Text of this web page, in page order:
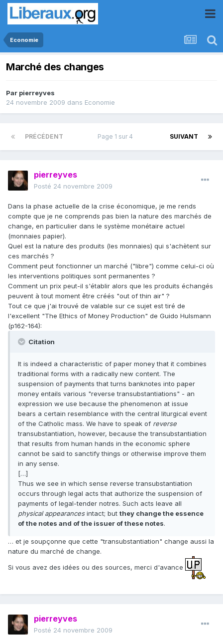
Economie
Marché des changes
Par pierreyves
24 novembre 2009 dans Economie
PRÉCÉDENT SUIVANT
Page 1 sur 4
pierreyves
Posté 24 novembre 2009
Dans la phase actuelle de la crise économique, je me rends
compte que je ne comprends pas bien la nature des marchés de
change, en particulier dans le système monétaire actuel
(monnaies papier).
Quel est la nature des produits (les monnaies) qui s'achètent sur
ces marchés ?
Comment peut fonctionner un marché ("libre") comme celui-ci où
les interventions politiques sont permanentes ?
Comment un prix peut-il s'établir alors que les produits échangés
peuvent à tout moment être créés "out of thin air" ?
Tout ce que j'ai trouvé de valable sur ce sujet est tiré de
l'excellent "The Ethics of Money Production" de Guido Hulsmann
(p162-164):
Citation
It is indeed a characteristic of paper money that it combines
traditional forms with a radically new content. The
suspension of payments that turns banknotes into paper
money entails various "reverse transubstantiations" - an
expression we use because the phenomenon at issue
bears a certain resemblance with the central liturgical event
of the Catholic mass. We have to speak of reverse
transubstantiation, however, because the transubstantiation
that results from human hands in the economic sphere
cannot be said to sanctify things or otherwise improve them
in any sense.
[…]
Thus we see in which sense reverse transubstantiation
occurs through legal acts that authorize the suspension of
payments of legal-tender notres. Such acts leave all
physical appearancesintact; but they change the essence
of the notes and of the issuer of these notes.
… et je soupçonne que cette "transubstantiation" change aussi la
nature du marché de change.
Si vous avez des idées ou des sources, merci d'avance
pierreyves
Posté 24 novembre 2009